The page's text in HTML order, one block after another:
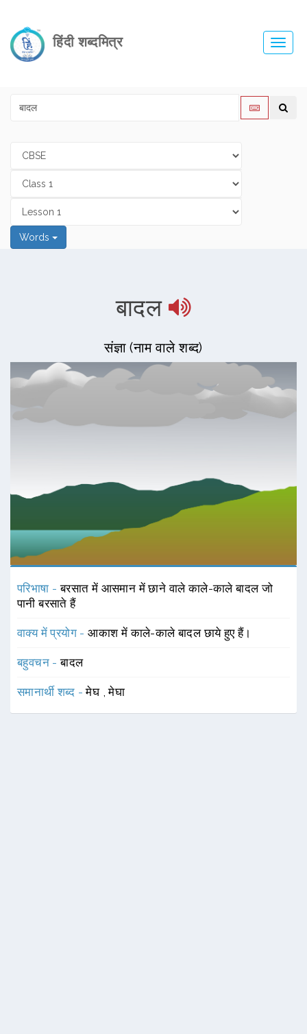
हिंदी शब्दमित्र
Words
बादल
संज्ञा (नाम वाले शब्द)
परिभाषा -बरसात में आसमान में छाने वाले काले-काले बादल जो
पानी बरसाते हैं
वाक्य में प्रयोग -आकाश में काले-काले बादल छाये हुए हैं।
बहुवचन -बादल
समानार्थी शब्द -मेघ ,मेघा